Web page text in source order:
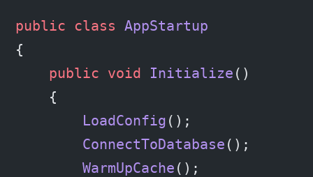
public class AppStartup
{
    public
void Initialize ()
    {
        LoadConfig
();
        ConnectToDatabase
();
        WarmUpCache
();